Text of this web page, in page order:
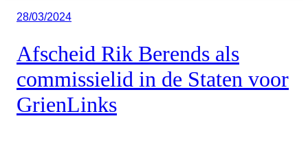
Geplaatst
28/03/2024
Afscheid Rik Berends als
commissielid in de Staten voor
GrienLinks